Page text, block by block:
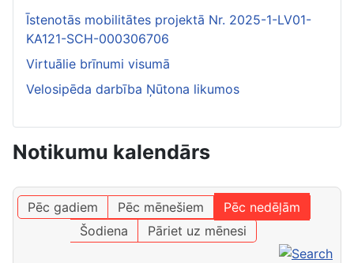
Īstenotās mobilitātes projektā Nr. 2025-1-LV01-
KA121-SCH-000306706
Virtuālie brīnumi visumā
Velosipēda darbība Ņūtona likumos
Notikumu kalendārs
Pēc gadiem Pēc mēnešiem
Pēc nedēļām
Šodiena
Pāriet uz mēnesi